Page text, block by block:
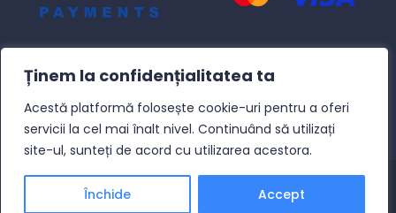
Ținem la confidențialitatea ta
Acestă platformă folosește cookie-uri pentru a oferi
servicii la cel mai înalt nivel. Continuând să utilizați
site-ul, sunteți de acord cu utilizarea acestora.
Închide Accept
© Copyright 2023 edumi.ro – Realizat în cadrul proiectului –